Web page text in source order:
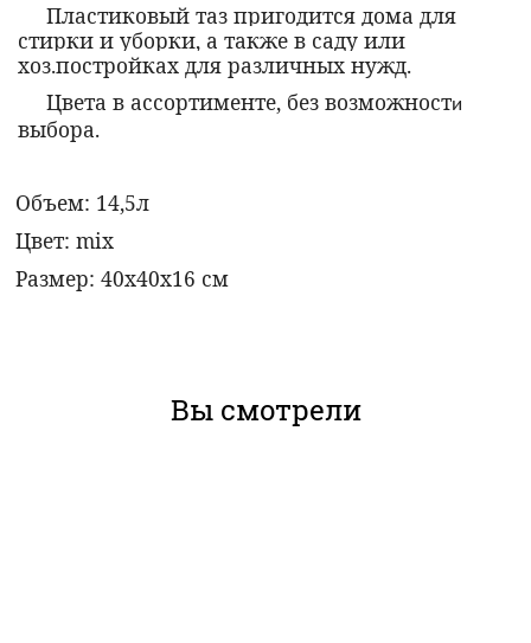
Пластиковый таз пригодится дома для
стирки и уборки, а также в саду или
хоз.постройках для различных нужд.
Цвета в ассортименте, без возможности
выбора.
Объем: 14,5л
Цвет: mix
Размер: 40х40х16 см
Вы смотрели